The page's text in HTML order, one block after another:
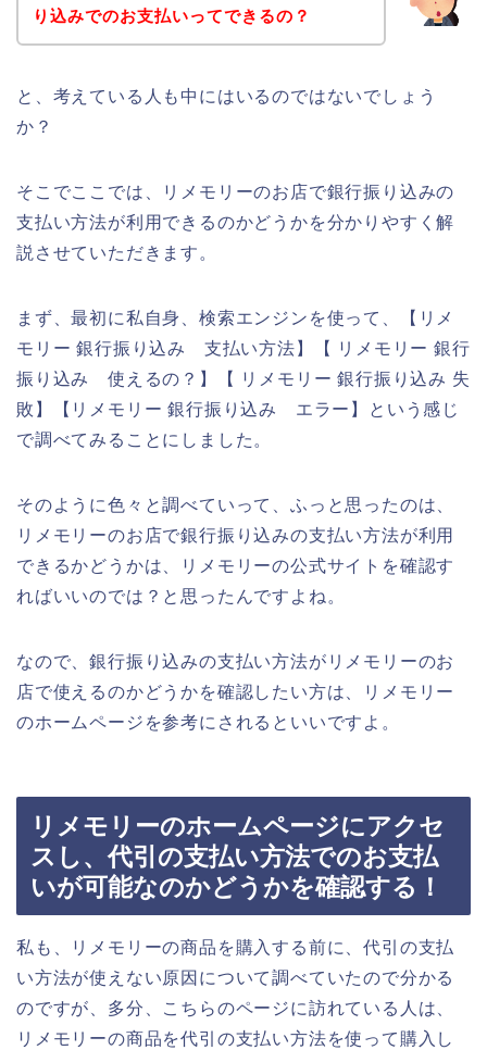
り込みでのお支払いってできるの？
と、考えている人も中にはいるのではないでしょう
か？
そこでここでは、リメモリーのお店で銀行振り込みの
支払い方法が利用できるのかどうかを分かりやすく解
説させていただきます。
まず、最初に私自身、検索エンジンを使って、【リメ
モリー 銀行振り込み 支払い方法】【 リメモリー 銀行
振り込み 使えるの？】【 リメモリー 銀行振り込み 失
敗】【リメモリー 銀行振り込み エラー】という感じ
で調べてみることにしました。
そのように色々と調べていって、ふっと思ったのは、
リメモリーのお店で銀行振り込みの支払い方法が利用
できるかどうかは、リメモリーの公式サイトを確認す
ればいいのでは？と思ったんですよね。
なので、銀行振り込みの支払い方法がリメモリーのお
店で使えるのかどうかを確認したい方は、リメモリー
のホームページを参考にされるといいですよ。
リメモリーのホームページにアクセ
スし、代引の支払い方法でのお支払
いが可能なのかどうかを確認する！
私も、リメモリーの商品を購入する前に、代引の支払
い方法が使えない原因について調べていたので分かる
のですが、多分、こちらのページに訪れている人は、
リメモリーの商品を代引の支払い方法を使って購入し